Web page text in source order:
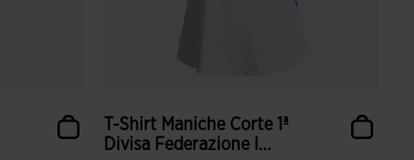
T-Shirt Maniche Corte 1ª
Divisa Federazione I...